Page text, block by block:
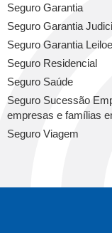
Seguro Garantia
Seguro Garantia
Seguro Garantia
Seguro Residencial
Seguro Saúde
Seguro Sucessão
empresas e famílias
Seguro Viagem